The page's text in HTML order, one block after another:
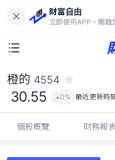
財富自由
立即使用APP，開啟
橙的 4554
30.55 0% 最近更新時
個股概覽 財務報